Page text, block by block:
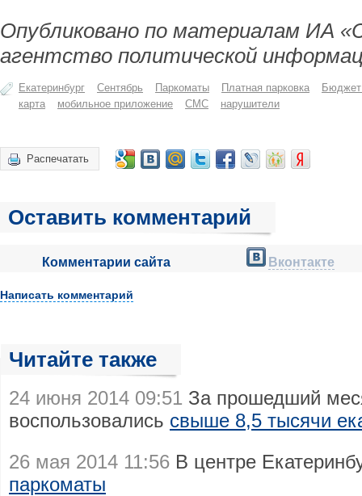
Опубликовано по материалам ИА
агентство политической
Екатеринбург Сентябрь Паркоматы Платная парковка
Бюджет
карта
мобильное приложение СМС нарушители
Распечатать
Оставить комментарий
Комментарии сайта Вконтакте
Написать комментарий
Читайте также
24 июня 2014 09:51 За прошедший
воспользовались свыше 8,5 тысячи
26 мая 2014 11:56 В центре
паркоматы